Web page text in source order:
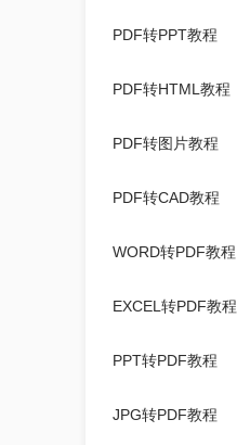
PDF转PPT教程
PDF转HTML教程
PDF转图片教程
PDF转CAD教程
WORD转PDF教程
EXCEL转PDF教程
PPT转PDF教程
JPG转PDF教程